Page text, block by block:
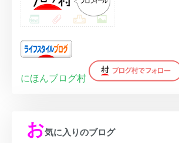
にほんブログ村
お気に入りのブログ